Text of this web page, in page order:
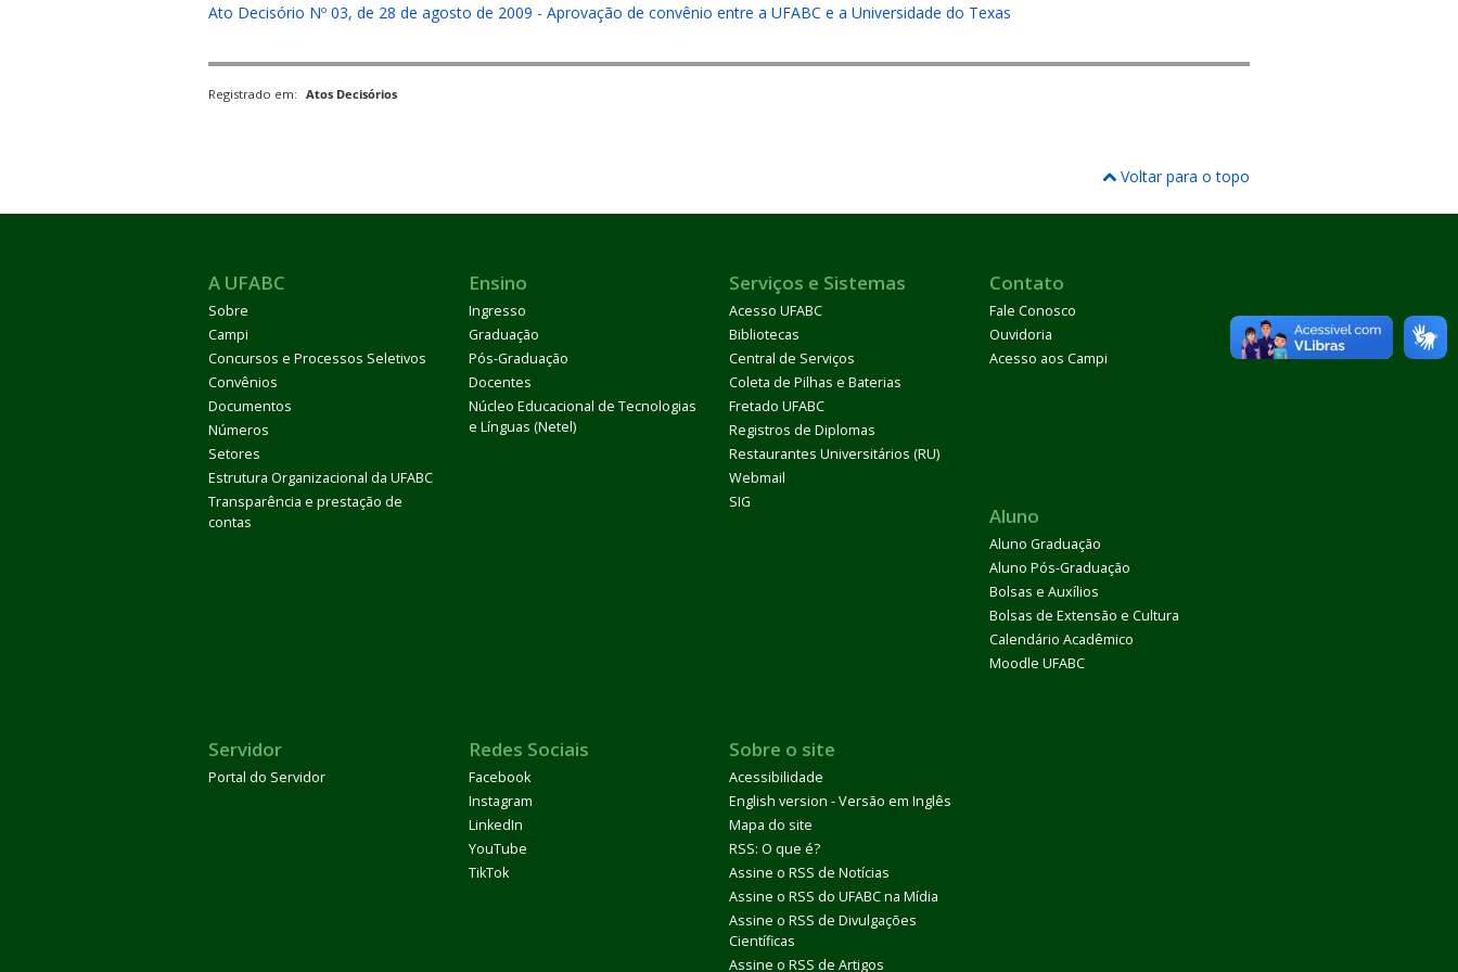
Ato Decisório Nº 03, de 28 de agosto de 2009 - Aprovação de convênio entre a UFABC e a Universidade do Texas
Registrado em: Atos Decisórios
Voltar para o topo
A UFABC
Sobre
Campi
Concursos e Processos Seletivos
Convênios
Documentos
Números
Setores
Estrutura Organizacional da UFABC
Transparência e prestação de
contas
Ensino
Ingresso
Graduação
Pós-Graduação
Docentes
Núcleo Educacional de Tecnologias
e Línguas (Netel)
Serviços e Sistemas
Acesso UFABC
Bibliotecas
Central de Serviços
Coleta de Pilhas e Baterias
Fretado UFABC
Registros de Diplomas
Restaurantes Universitários (RU)
Webmail
SIG
Contato
Fale Conosco
Ouvidoria
Acesso aos Campi
Aluno
Aluno Graduação
Aluno Pós-Graduação
Bolsas e Auxílios
Bolsas de Extensão e Cultura
Calendário Acadêmico
Moodle UFABC
Servidor
Portal do Servidor
Redes Sociais
Facebook
Instagram
LinkedIn
YouTube
TikTok
Sobre o site
Acessibilidade
English version - Versão em Inglês
Mapa do site
RSS: O que é?
Assine o RSS de Notícias
Assine o RSS do UFABC na Mídia
Assine o RSS de Divulgações
Científicas
Assine o RSS de Artigos